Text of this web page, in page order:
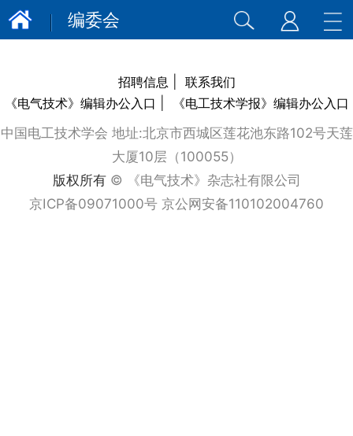
编委会
招聘信息
联系我们
《电气技术》编辑办公入口
《电工技术学报》编辑办公入口
中国电工技术学会 地址:北京市西城区莲花池东路102号天莲
大厦10层（100055）
版权所有© 《电气技术》杂志社有限公司
京ICP备09071000号 京公网安备110102004760